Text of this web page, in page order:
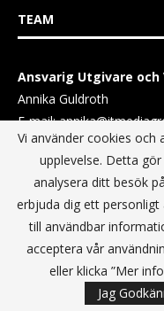
TEAM
Ansvarig Utgivare och
Annika Guldroth
E-mail:
TERMS & CONDITIONS
Data Privacy Policy
Terms & Conditions For
Terms & Conditions
Vi använder cookies
upplevelse. Detta
analysera ditt besök
erbjuda dig ett
till användbar
acceptera vår
eller klicka ”Mer
Jag